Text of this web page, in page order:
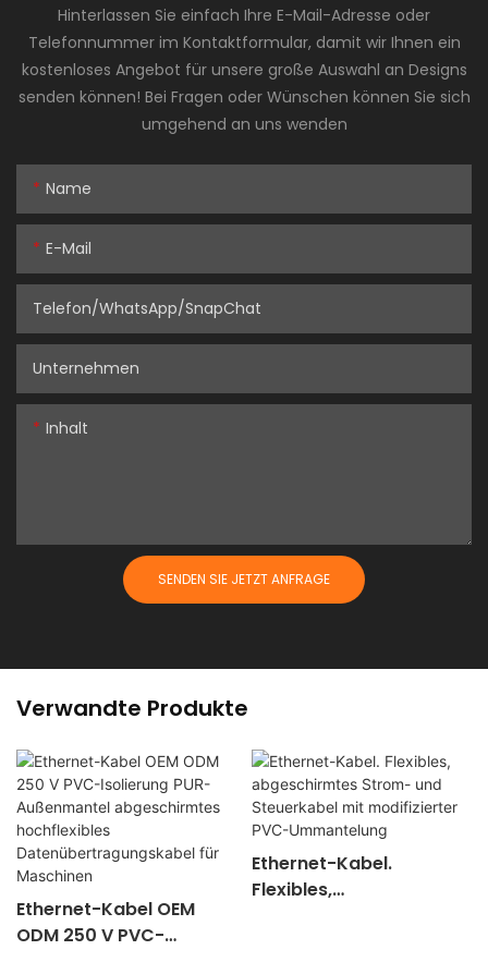
Hinterlassen Sie einfach Ihre E-Mail-Adresse oder
Telefonnummer im Kontaktformular, damit wir Ihnen ein
kostenloses Angebot für unsere große Auswahl an Designs
senden können! Bei Fragen oder Wünschen können Sie sich
umgehend an uns wenden
Name
E-Mail
Telefon/WhatsApp/SnapChat
Unternehmen
Inhalt
SENDEN SIE JETZT ANFRAGE
Verwandte Produkte
Ethernet-Kabel OEM
ODM 250 V PVC-
Ethernet-Kabel.
Flexibles,